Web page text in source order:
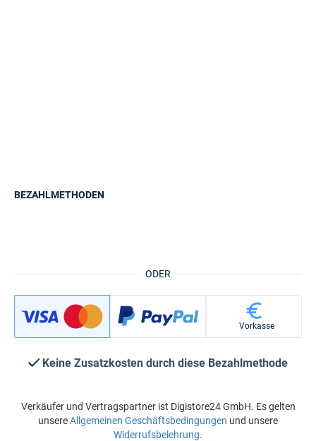
ODER
BEZAHLMETHODEN
Vorkasse
Keine Zusatzkosten durch diese Bezahlmethode
Verkäufer und Vertragspartner ist Digistore24 GmbH. Es gelten
unsereAllgemeinen Geschäftsbedingungen und unsere
Widerrufsbelehrung.